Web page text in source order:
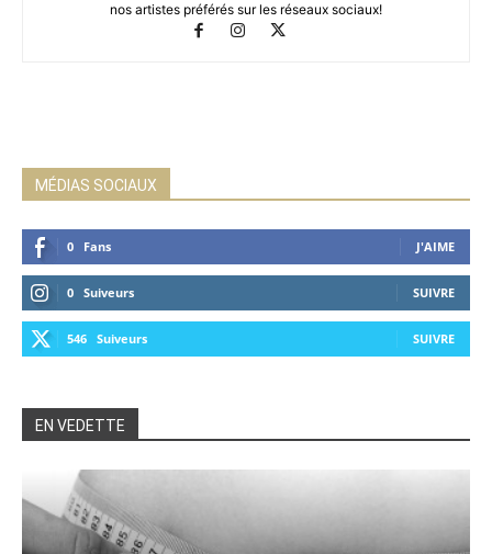
nos artistes préférés sur les réseaux sociaux!
MÉDIAS SOCIAUX
0 Fans J'AIME
0 Suiveurs SUIVRE
546 Suiveurs SUIVRE
EN VEDETTE